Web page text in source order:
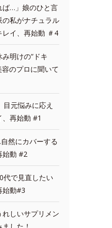
ば…」娘のひと言
私がナチュラル
レイ、再始動 ＃4
明けの“ドキ
のプロに聞いて
元悩みに応え
再始動 #1
然にカバーする
始動 #2
代で見直したい
始動#3
しいサプリメン